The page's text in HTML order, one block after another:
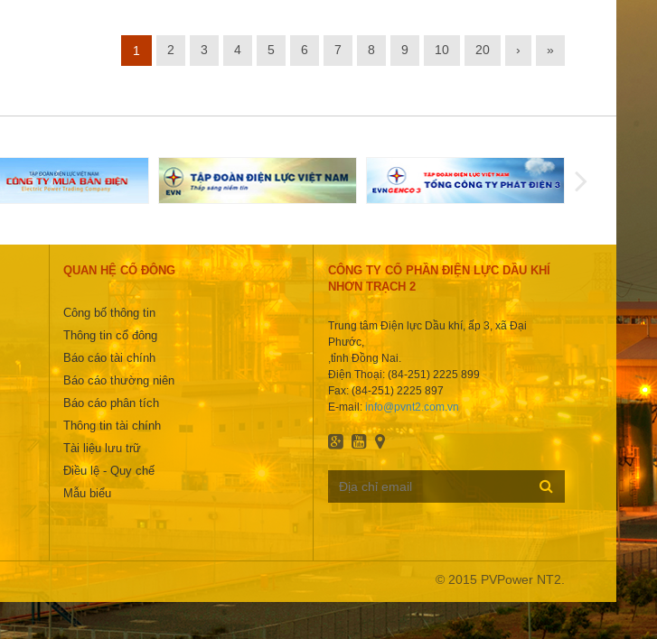
1 2 3 4 5 6 7 8 9 10 20 › »
QUAN HỆ CỔ ĐÔNG
Công bố thông tin
Thông tin cổ đông
Báo cáo tài chính
Báo cáo thường niên
Báo cáo phân tích
Thông tin tài chính
Tài liệu lưu trữ
Điều lệ - Quy chế
Mẫu biểu
CÔNG TY CỔ PHẦN ĐIỆN LỰC DẦU KHÍ
NHƠN TRẠCH 2
Trung tâm Điện lực Dầu khí, ấp 3, xã Đại
Phước,
,tỉnh Đồng Nai.
Điện Thoại: (84-251) 2225 899
Fax: (84-251) 2225 897
E-mail: info@pvnt2.com.vn
© 2015 PVPower NT2.